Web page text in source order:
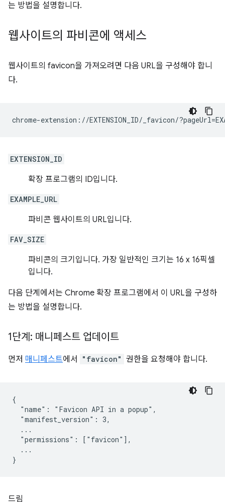
는 방법을 설명합니다.
웹사이트의 파비콘에 액세스
웹사이트의 favicon을 가져오려면 다음 URL을 구성해야 합니
다.
EXTENSION_ID
확장 프로그램의 ID입니다.
EXAMPLE_URL
파비콘 웹사이트의 URL입니다.
FAV_SIZE
파비콘의 크기입니다. 가장 일반적인 크기는 16 x 16픽셀
입니다.
다음 단계에서는 Chrome 확장 프로그램에서 이 URL을 구성하
는 방법을 설명합니다.
1단계: 매니페스트 업데이트
먼저 매니페스트에서 "favicon" 권한을 요청해야 합니다.
{
  "name": "Favicon API in a popup",
  "manifest_version": 3,
  ...
  "permissions": ["favicon"],
  ...
드림